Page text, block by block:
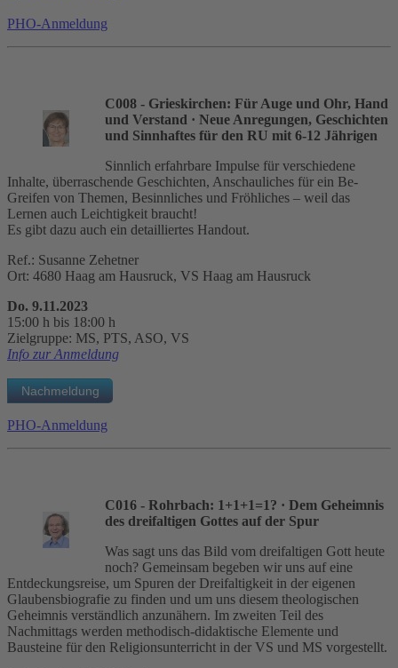
PHO-Anmeldung
C008 - Grieskirchen: Für Auge und Ohr, Hand
und Verstand · Neue Anregungen, Geschichten
und Sinnhaftes für den RU mit 6-12 Jährigen
Sinnlich erfahrbare Impulse für verschiedene
Inhalte, überraschende Geschichten, Anschauliches für ein Be-
Greifen von Themen, Besinnliches und Fröhliches – weil das
Lernen auch Leichtigkeit braucht!
Es gibt dazu auch ein detailliertes Handout.
Ref.: Susanne Zehetner
Ort: 4680 Haag am Hausruck, VS Haag am Hausruck
Do. 9.11.2023
15:00 h bis 18:00 h
Zielgruppe: MS, PTS, ASO, VS
Info zur Anmeldung
PHO-Anmeldung
C016 - Rohrbach: 1+1+1=1? · Dem Geheimnis
des dreifaltigen Gottes auf der Spur
Was sagt uns das Bild vom dreifaltigen Gott heute
noch? Gemeinsam begeben wir uns auf eine
Entdeckungsreise, um Spuren der Dreifaltigkeit in der eigenen
Glaubensbiografie zu finden und um uns diesem theologischen
Geheimnis verständlich anzunähern. Im zweiten Teil des
Nachmittags werden methodisch-didaktische Elemente und
Bausteine für den Religionsunterricht in der VS und MS vorgestellt.